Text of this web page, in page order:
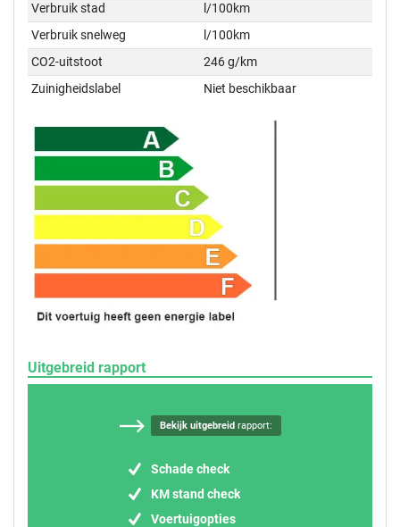
Verbruik stad
l/100km
Verbruik snelweg
l/100km
CO2-uitstoot
246 g/km
Zuinigheidslabel
Niet beschikbaar
Uitgebreid rapport
Bekijk uitgebreidrapport:
Schade check
KM stand check
Voertuigopties